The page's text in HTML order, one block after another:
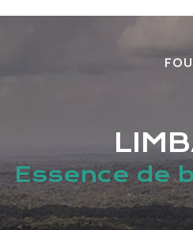
Essence de